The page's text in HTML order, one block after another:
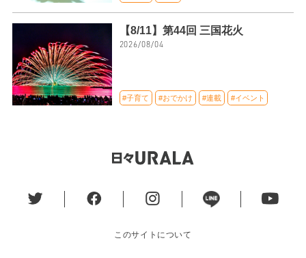
【8/11】第44回 三国花火
2026/08/04
#子育て #おでかけ #連載 #イベント
このサイトについて